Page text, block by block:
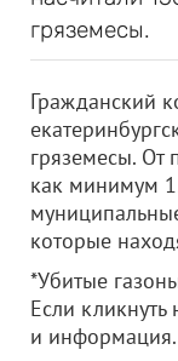
гряземесы.
Гражданский
гряземесы. От
как минимум
которые
*Убитые
Если
и информация.